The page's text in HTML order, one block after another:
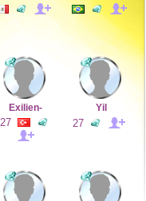
Exilien-
27
Yil
27